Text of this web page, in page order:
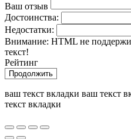
Ваш отзыв
Достоинства:
Недостатки:
Внимание: HTML не
текст!
Рейтинг
Продолжить
ваш текст вкладки ваш текст
текст вкладки